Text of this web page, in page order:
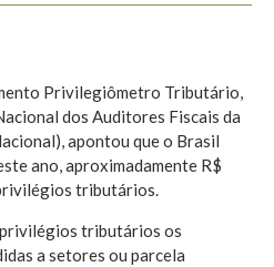
Privilegiômetro Tributário,
dos Auditores Fiscais da
apontou que o Brasil
ano, aproximadamente R$
tributários.
tributários os
a setores ou parcela